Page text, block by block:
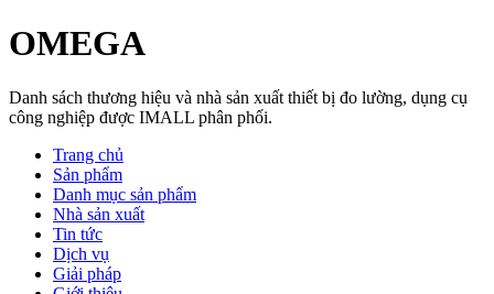
OMEGA
Danh sách thương hiệu và nhà sản xuất thiết bị đo lường, dụng cụ
công nghiệp được IMALL phân phối.
Trang chủ
Sản phẩm
Danh mục sản phẩm
Nhà sản xuất
Tin tức
Dịch vụ
Giải pháp